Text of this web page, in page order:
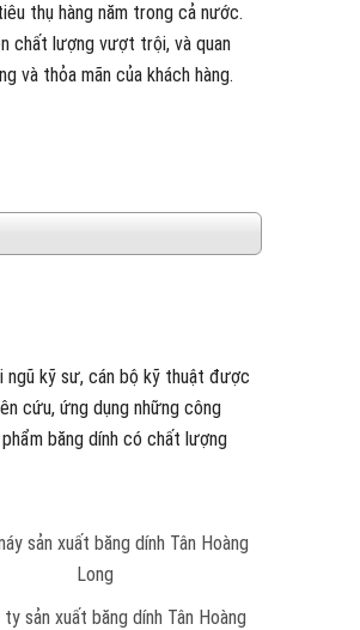
thụ hàng năm trong cả nước.
chất lượng vượt trội, và quan
và thỏa mãn của khách hàng.
ngũ kỹ sư, cán bộ kỹ thuật được
cứu, ứng dụng những công
băng dính có chất lượng